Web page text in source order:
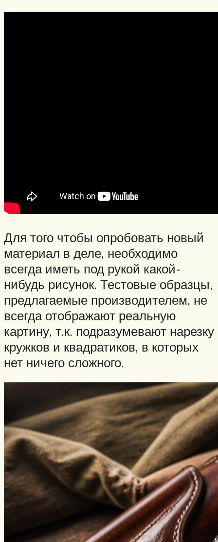
Для того чтобы опробовать новый
материал в деле, необходимо
всегда иметь под рукой какой-
нибудь рисунок. Тестовые образцы,
предлагаемые производителем, не
всегда отображают реальную
картину, т.к. подразумевают нарезку
кружков и квадратиков, в которых
нет ничего сложного.